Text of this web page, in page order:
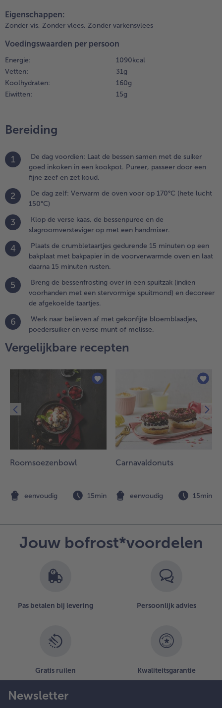
de verse kaas,
met een
de
op een
met
in de
en laat
rusten.
de
in een
een
en
de
af
gekonfijte
verse munt
melisse.
Eigenschappen:
Zonder vis, Zonder vlees, Zonder varkensvlees
Voedingswaarden per persoon
Energie:
1090 kcal
Vetten:
31 g
Koolhydraten:
160 g
Eiwitten:
15 g
Bereiding
1
De dag voordien: Laat de bessen samen met de suiker
goed inkoken in een kookpot. Pureer, passeer door een
fijne zeef en zet koud.
2
De dag zelf: Verwarm de oven voor op 170°C (hete lucht
150°C)
3
Klop de verse kaas, de bessenpuree en de
slagroomversteviger op met een handmixer.
4
Plaats de crumbletaartjes gedurende 15 minuten op een
bakplaat met bakpapier in de voorverwarmde oven en laat
daarna 15 minuten rusten.
5
Breng de bessenfrosting over in een spuitzak (indien
voorhanden met een stervormige spuitmond) en decoreer
de afgekoelde taartjes.
6
Werk naar believen af met gekonfijte bloemblaadjes,
poedersuiker en verse munt of melisse.
Vergelijkbare recepten
Roomsoezenbowl
eenvoudig 15min
Carnavaldonuts
eenvoudig 15min
Jouw bofrost*voordelen
Pas betalen bij levering Persoonlijk advies
Gratis ruilen Kwaliteitsgarantie
Newsletter